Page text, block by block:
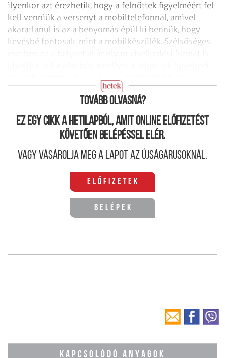
ilyenkor azt érezhetik, hogy a felnőttek figyelméért fel
kell venniük a versenyt a mobiltelefonnal, amivel
akaratlanul is az a benyomás épül ki bennük, hogy
kevésbé fontosak, mint a mobilkészülék. Szélsőséges
Tovább olvasná?
Ez egy cikk a hetilapból, amit online előfizetést
követően belépéssel elér.
Vagy vásárolja meg a lapot az újságárusoknál.
Előfizetek
Belépek
KAPCSOLÓDÓ ANYAGOK